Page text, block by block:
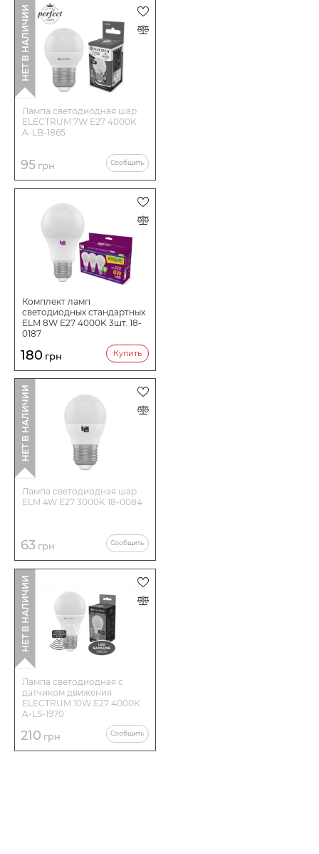
Лампа светодиодная шар
ELECTRUM 7W E27 4000K
A-LB-1865
95 грн Сообщить
НЕТ В НАЛИЧИИ
Комплект ламп
светодиодных стандартных
ELM 8W E27 4000K 3шт. 18-
0187
180 грн Купить
Лампа светодиодная шар
ELM 4W E27 3000K 18-0084
63 грн Сообщить
НЕТ В НАЛИЧИИ
Лампа светодиодная с
датчиком движения
ELECTRUM 10W E27 4000K
A-LS-1970
210 грн Сообщить
НЕТ В НАЛИЧИИ